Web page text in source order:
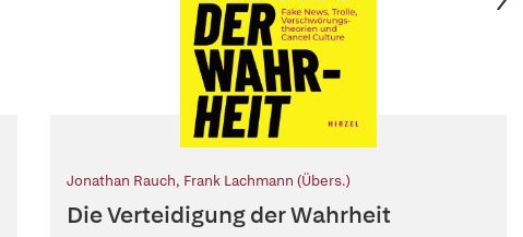
Jonathan Rauch, Frank Lachmann (Übers.)
Die Verteidigung der Wahrheit